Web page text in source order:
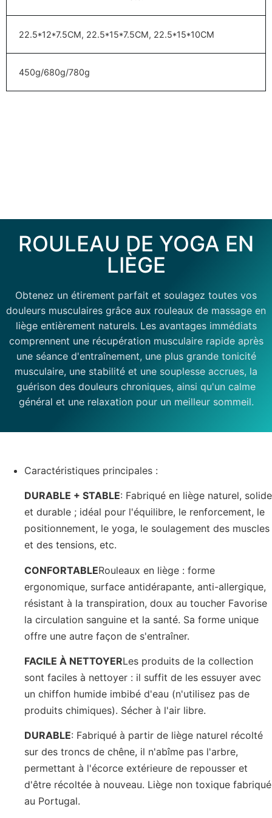
22.5*12*7.5CM, 22.5*15*7.5CM, 22.5*15*10CM
450g/680g/780g
ROULEAU DE YOGA EN
LIÈGE
Obtenez un étirement parfait et soulagez toutes vos
douleurs musculaires grâce aux rouleaux de massage en
liège entièrement naturels. Les avantages immédiats
comprennent une récupération musculaire rapide après
une séance d'entraînement, une plus grande tonicité
musculaire, une stabilité et une souplesse accrues, la
guérison des douleurs chroniques, ainsi qu'un calme
général et une relaxation pour un meilleur sommeil.
Caractéristiques principales :
DURABLE + STABLE: Fabriqué en liège naturel, solide
et durable ; idéal pour l'équilibre, le renforcement, le
positionnement, le yoga, le soulagement des muscles
et des tensions, etc.
CONFORTABLERouleaux en liège : forme
ergonomique, surface antidérapante, anti-allergique,
résistant à la transpiration, doux au toucher Favorise
la circulation sanguine et la santé. Sa forme unique
offre une autre façon de s'entraîner.
FACILE À NETTOYERLes produits de la collection
sont faciles à nettoyer : il suffit de les essuyer avec
un chiffon humide imbibé d'eau (n'utilisez pas de
produits chimiques). Sécher à l'air libre.
DURABLE: Fabriqué à partir de liège naturel récolté
sur des troncs de chêne, il n'abîme pas l'arbre,
permettant à l'écorce extérieure de repousser et
d'être récoltée à nouveau. Liège non toxique fabriqué
au Portugal.